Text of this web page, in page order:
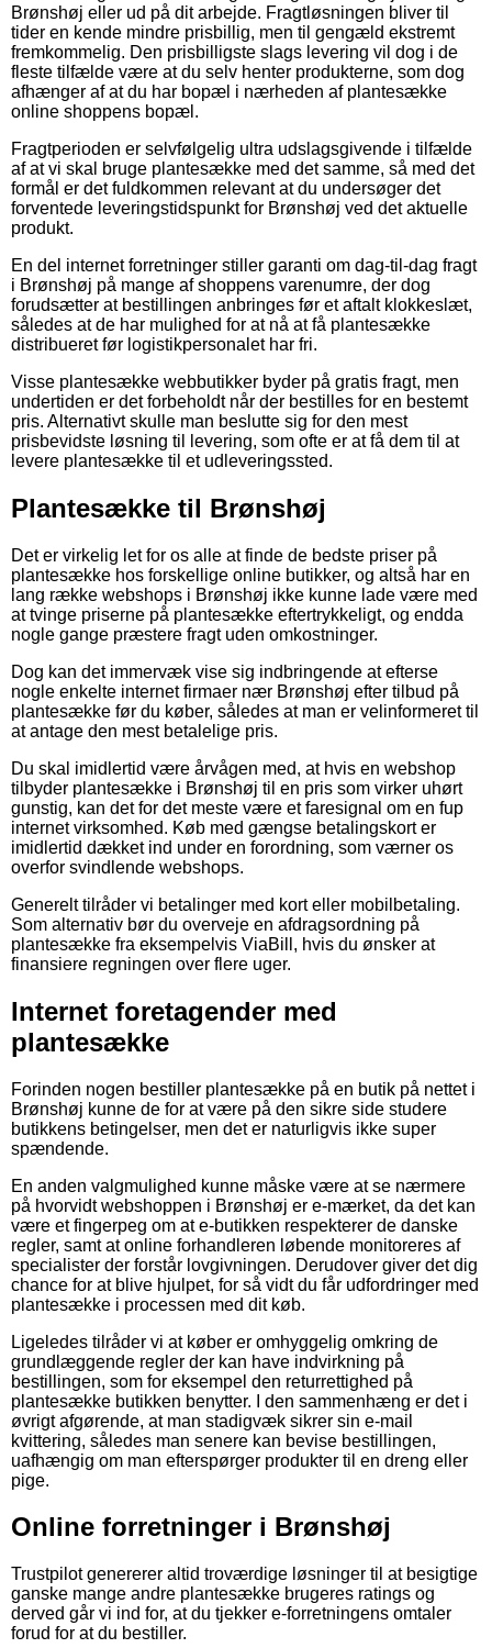
Brønshøj eller ud på dit arbejde. Fragtløsningen bliver til
tider en kende mindre prisbillig, men til gengæld ekstremt
fremkommelig. Den prisbilligste slags levering vil dog i de
fleste tilfælde være at du selv henter produkterne, som dog
afhænger af at du har bopæl i nærheden af plantesække
online shoppens bopæl.
Fragtperioden er selvfølgelig ultra udslagsgivende i tilfælde
af at vi skal bruge plantesække med det samme, så med det
formål er det fuldkommen relevant at du undersøger det
forventede leveringstidspunkt for Brønshøj ved det aktuelle
produkt.
En del internet forretninger stiller garanti om dag-til-dag fragt
i Brønshøj på mange af shoppens varenumre, der dog
forudsætter at bestillingen anbringes før et aftalt klokkeslæt,
således at de har mulighed for at nå at få plantesække
distribueret før logistikpersonalet har fri.
Visse plantesække webbutikker byder på gratis fragt, men
undertiden er det forbeholdt når der bestilles for en bestemt
pris. Alternativt skulle man beslutte sig for den mest
prisbevidste løsning til levering, som ofte er at få dem til at
levere plantesække til et udleveringssted.
Plantesække til Brønshøj
Det er virkelig let for os alle at finde de bedste priser på
plantesække hos forskellige online butikker, og altså har en
lang række webshops i Brønshøj ikke kunne lade være med
at tvinge priserne på plantesække eftertrykkeligt, og endda
nogle gange præstere fragt uden omkostninger.
Dog kan det immervæk vise sig indbringende at efterse
nogle enkelte internet firmaer nær Brønshøj efter tilbud på
plantesække før du køber, således at man er velinformeret til
at antage den mest betalelige pris.
Du skal imidlertid være årvågen med, at hvis en webshop
tilbyder plantesække i Brønshøj til en pris som virker uhørt
gunstig, kan det for det meste være et faresignal om en fup
internet virksomhed. Køb med gængse betalingskort er
imidlertid dækket ind under en forordning, som værner os
overfor svindlende webshops.
Generelt tilråder vi betalinger med kort eller mobilbetaling.
Som alternativ bør du overveje en afdragsordning på
plantesække fra eksempelvis ViaBill, hvis du ønsker at
finansiere regningen over flere uger.
Internet foretagender med
plantesække
Forinden nogen bestiller plantesække på en butik på nettet i
Brønshøj kunne de for at være på den sikre side studere
butikkens betingelser, men det er naturligvis ikke super
spændende.
En anden valgmulighed kunne måske være at se nærmere
på hvorvidt webshoppen i Brønshøj er e-mærket, da det kan
være et fingerpeg om at e-butikken respekterer de danske
regler, samt at online forhandleren løbende monitoreres af
specialister der forstår lovgivningen. Derudover giver det dig
chance for at blive hjulpet, for så vidt du får udfordringer med
plantesække i processen med dit køb.
Ligeledes tilråder vi at køber er omhyggelig omkring de
grundlæggende regler der kan have indvirkning på
bestillingen, som for eksempel den returrettighed på
plantesække butikken benytter. I den sammenhæng er det i
øvrigt afgørende, at man stadigvæk sikrer sin e-mail
kvittering, således man senere kan bevise bestillingen,
uafhængig om man efterspørger produkter til en dreng eller
pige.
Online forretninger i Brønshøj
Trustpilot genererer altid troværdige løsninger til at besigtige
ganske mange andre plantesække brugeres ratings og
derved går vi ind for, at du tjekker e-forretningens omtaler
forud for at du bestiller.